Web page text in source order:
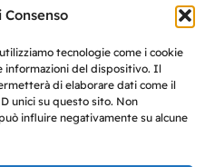
Consenso
tecnologie come i cookie
informazioni del dispositivo. Il
di elaborare dati come il
unici su questo sito. Non
influire negativamente su alcune